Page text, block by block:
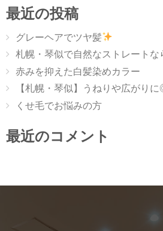
最近の投稿
グレーヘアでツヤ髪
札幌・琴似で自然なストレートな
赤みを抑えた白髪染めカラー
【札幌・琴似】うねりや広がり
くせ毛でお悩みの方
最近のコメント